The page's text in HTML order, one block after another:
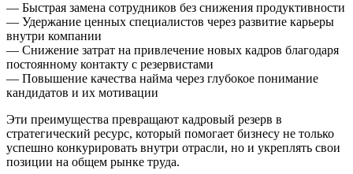
— Быстрая замена сотрудников без снижения продуктивности
— Удержание ценных специалистов через развитие карьеры
внутри компании
— Снижение затрат на привлечение новых кадров благодаря
постоянному контакту с резервистами
— Повышение качества найма через глубокое понимание
кандидатов и их мотивации
Эти преимущества превращают кадровый резерв в
стратегический ресурс, который помогает бизнесу не только
успешно конкурировать внутри отрасли, но и укреплять свои
позиции на общем рынке труда.